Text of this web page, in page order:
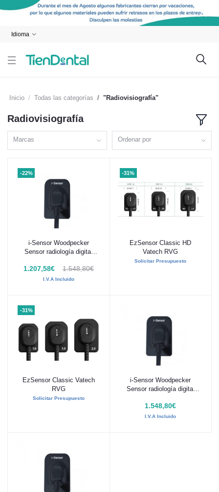
Idioma
Inicio Todas las categorías "Radiovisiografía"
Radiovisiografía
Marcas Ordenar por
-22%
Añadir al carrito
i-Sensor Woodpecker
Sensor radiología digital
mm²) x 4,4 mm
1.207,58€ 1.548,80€
I.V.A Incluido
-31%
Añadir al carrito
EzSensor Classic HD
Vatech RVG
Solicitar Presupuesto
-31%
Añadir al carrito
EzSensor Classic Vatech
RVG
Solicitar Presupuesto
Añadir al carrito
i-Sensor Woodpecker
Sensor radiología digital
mm²)
1.548,80€
I.V.A Incluido